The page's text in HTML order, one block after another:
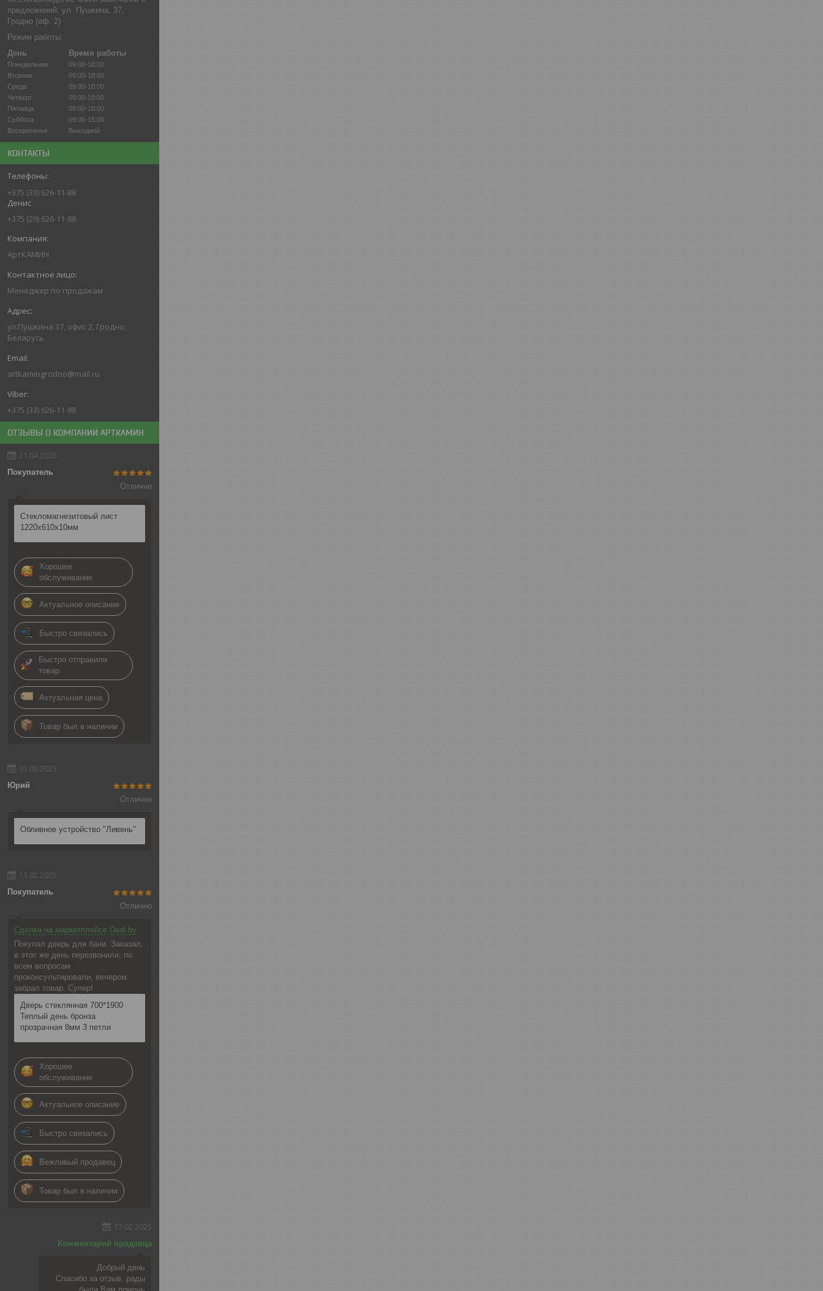
предложений: ул. Пушкина, 37,
Гродно (оф. 2)
Режим работы:
День
Время работы
Понедельник
09:00-18:00
Вторник
09:00-18:00
Среда
09:00-18:00
Четверг
09:00-18:00
Пятница
09:00-18:00
Суббота
09:00-15:00
Воскресенье
Выходной
КОНТАКТЫ
+375 (33) 626-11-88
Денис
+375 (29) 626-11-88
АртКАМИН
Менеджер по продажам
ул.Пушкина 37, офис 2, Гродно,
Беларусь
artkamingrodno@mail.ru
+375 (33) 626-11-88
ОТЗЫВЫ О КОМПАНИИ АРТКАМИН
21.04.2026
Покупатель
Отлично
Стекломагнезитовый лист
1220х610х10мм
Хорошее
обслуживание
Актуальное описание
Быстро связались
Быстро отправили
товар
Актуальная цена
Товар был в наличии
01.09.2025
Юрий
Отлично
Обливное устройство "Ливень"
13.02.2025
Покупатель
Отлично
Сделка на маркетплейсе Deal.by
Покупал дверь для бани. Заказал,
в этот же день перезвонили, по
всем вопросам
проконсультировали, вечером
забрал товар. Супер!
Дверь стеклянная 700*1900
Теплый день бронза
прозрачная 8мм 3 петли
Хорошее
обслуживание
Актуальное описание
Быстро связались
Вежливый продавец
Товар был в наличии
17.02.2025
Комментарий продавца
Добрый день
Спасибо за отзыв, рады